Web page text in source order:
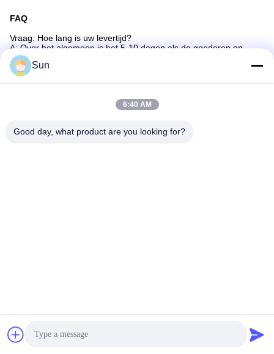
FAQ
Vraag: Hoe lang is uw levertijd?
A: Over het algemeen is het 5-10 dagen als de goederen op
voorraad zijn.of het is 10-50 dagen als de goederen niet op
voorraad zijn, is het volgens de hoeveelheid. Behalve voor de
aangepaste goederen.
Vraag: Levert u monsters?is het gratis of extra?
Snel contact
Sun
6:40 AM
Good day, what product are you looking for?